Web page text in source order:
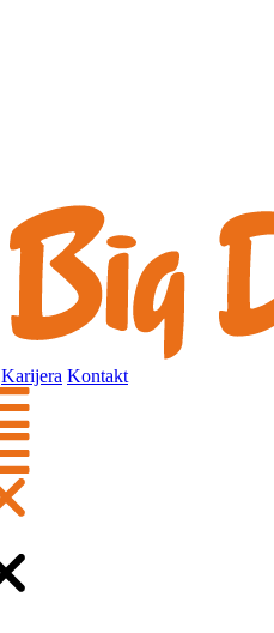
Karijera Kontakt